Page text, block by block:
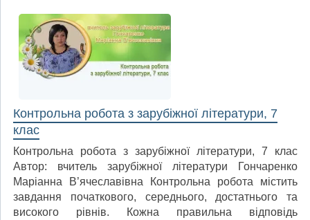
Контрольна робота з зарубіжної літератури, 7
клас
Контрольна робота з зарубіжної літератури, 7 клас
Автор: вчитель зарубіжної літератури Гончаренко
Маріанна В’ячеславівна Контрольна робота містить
завдання початкового, середнього, достатнього та
високого рівнів. Кожна правильна відповідь